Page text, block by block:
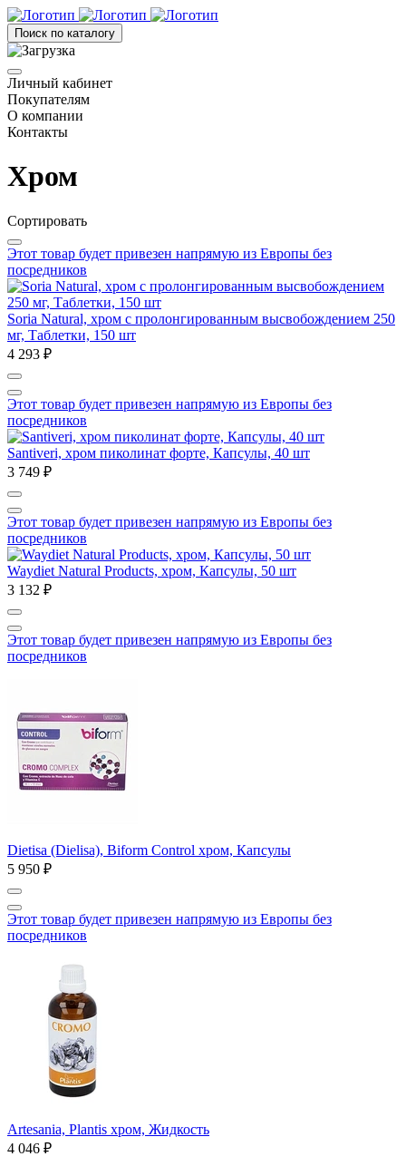
Поиск по каталогу
Личный кабинет
Покупателям
О компании
Контакты
Хром
Сортировать
Этот товар будет привезен напрямую из Европы без
посредников
Soria Natural, хром с пролонгированным высвобождением 250
мг, Таблетки, 150 шт
4 293 ₽
Этот товар будет привезен напрямую из Европы без
посредников
Santiveri, хром пиколинат форте, Капсулы, 40 шт
3 749 ₽
Этот товар будет привезен напрямую из Европы без
посредников
Waydiet Natural Products, хром, Капсулы, 50 шт
3 132 ₽
Этот товар будет привезен напрямую из Европы без
посредников
Dietisa (Dielisa), Biform Control хром, Капсулы
5 950 ₽
Этот товар будет привезен напрямую из Европы без
посредников
Artesania, Plantis хром, Жидкость
4 046 ₽